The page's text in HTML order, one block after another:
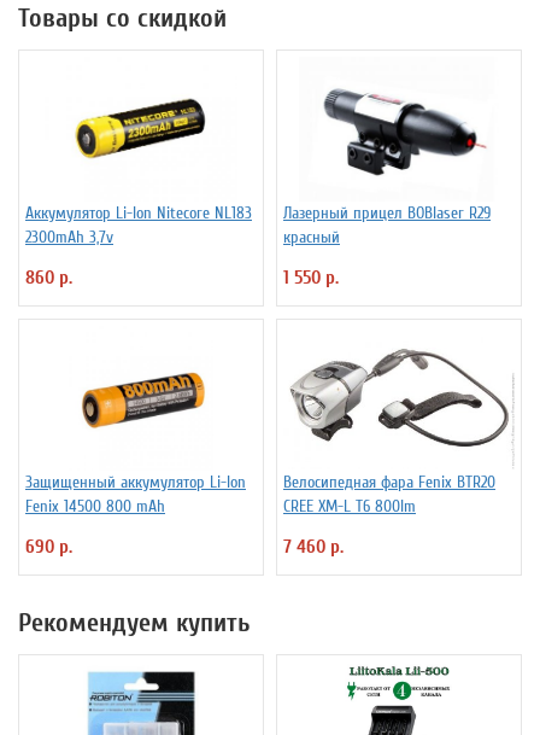
Товары со скидкой
Аккумулятор Li-Ion Niteсore NL183
2300mAh 3,7v
860 р.
Лазерный прицел BOBlaser R29
красный
1 550 р.
Защищенный аккумулятор Li-Ion
Fenix 14500 800 mAh
690 р.
Велосипедная фара Fenix BTR20
CREE XM-L T6 800lm
7 460 р.
Рекомендуем купить